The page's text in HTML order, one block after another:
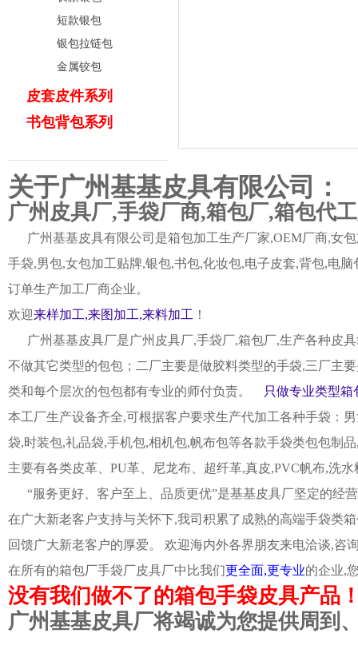
短款银包
银包拉链包
金属铰包
皮套皮件系列
书包背包系列
关于广州基基皮具有限公司：
广州皮具厂,手袋厂商,箱包厂,箱包代
广州基基皮具有限公司是箱包加工生产厂家,OEM厂商,女
手袋,男包,女包加工贴牌,银包,书包,化妆包,电子皮套,背包,电
订单生产加工厂商企业。
欢迎来样加工,来图加工,来料加工 ！
广州基基皮具厂是广州皮具厂,手袋厂,箱包厂,生产各种皮
不做其它类型的包包；二厂主要是做胶料类型的手袋,三厂主
类和每个层次的包包都有专业的师付负责。
只做专业类型箱
本工厂生产设备齐全,可根据客户要求生产代加工各种手袋：
袋,时装包,礼品袋,手机包,相机包,帆布包等各款手袋类包包制
主要有各类皮革、PU革、尼龙布、超纤革,真皮,PVC帆布,洗
“服务更好、客户至上、品质更优”是基基皮具厂坚定的经
在广大新老客户支持与关怀下,我司积累了成熟的高端手袋类
回馈广大新老客户的厚爱。 欢迎海内外各界朋友来电洽谈,咨
在所有的箱包厂手袋厂皮具厂中比我们更全面,更专业的企业,
没有我们做不了的箱包手袋皮具产品
广州基基皮具厂将竭诚为您提供周到